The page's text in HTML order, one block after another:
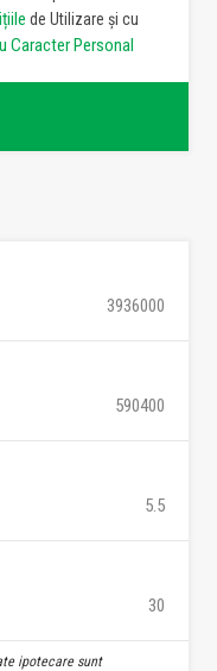
de Utilizare și cu
Caracter Personal
ipotecare sunt